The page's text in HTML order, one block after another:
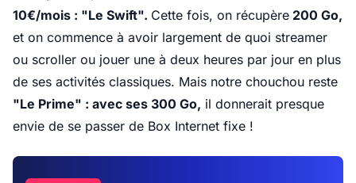
10€/mois : "Le Swift". Cette fois, on récupère 200 Go,
et on commence à avoir largement de quoi streamer
ou scroller ou jouer une à deux heures par jour en plus
de ses activités classiques. Mais notre chouchou reste
"Le Prime" : avec ses 300 Go, il donnerait presque
envie de se passer de Box Internet fixe !